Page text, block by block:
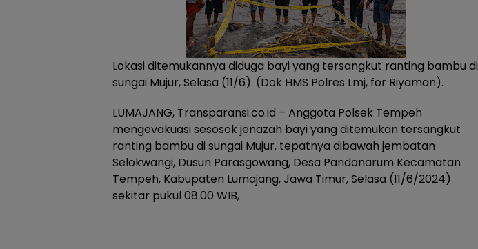
Lokasi ditemukannya diduga bayi yang tersangkut ranting bambu di
sungai Mujur, Selasa (11/6). (Dok HMS Polres Lmj, for Riyaman).
LUMAJANG, Transparansi.co.id – Anggota Polsek Tempeh
mengevakuasi sesosok jenazah bayi yang ditemukan tersangkut
ranting bambu di sungai Mujur, tepatnya dibawah jembatan
Selokwangi, Dusun Parasgowang, Desa Pandanarum Kecamatan
Tempeh, Kabupaten Lumajang, Jawa Timur, Selasa (11/6/2024)
sekitar pukul 08.00 WIB,